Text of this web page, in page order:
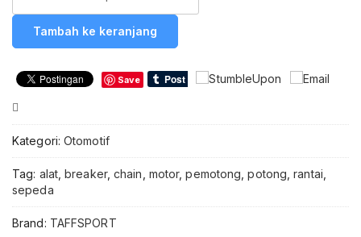
DX
Pemotong
Rantai
Sepeda
Motor
Chain
428
-
HF99268
Potong
Tambah ke keranjang
Save
Kategori: Otomotif
Tag: alat,breaker,chain motor,pemotong ,potong ,rantai
sepeda
Brand: TAFFSPORT